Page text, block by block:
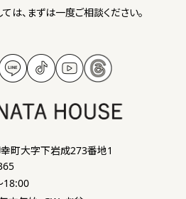
は、まずは一度ご相談ください。
町大字下岩成273番地1
18:00